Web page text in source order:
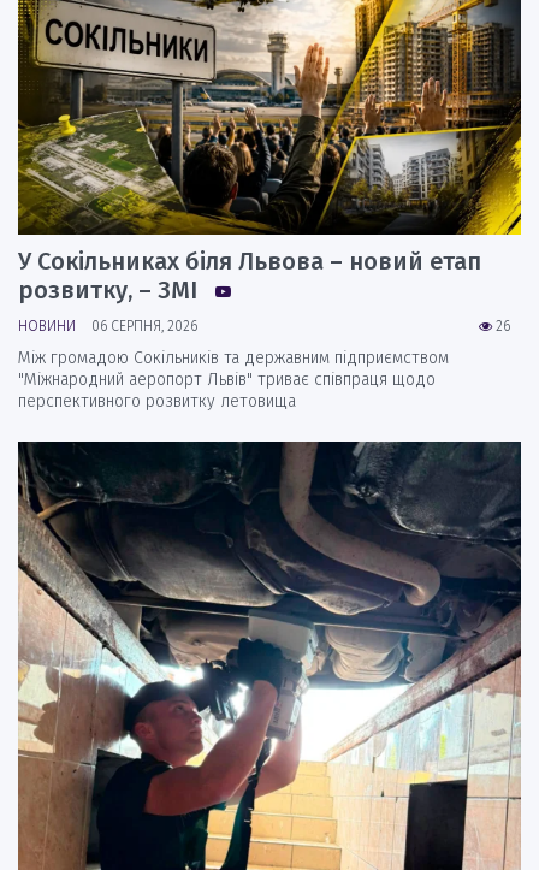
У Сокільниках біля Львова – новий етап
розвитку, – ЗМІ
26
НОВИНИ 06 СЕРПНЯ, 2026
Між громадою Сокільників та державним підприємством
"Міжнародний аеропорт Львів" триває співпраця щодо
перспективного розвитку летовища